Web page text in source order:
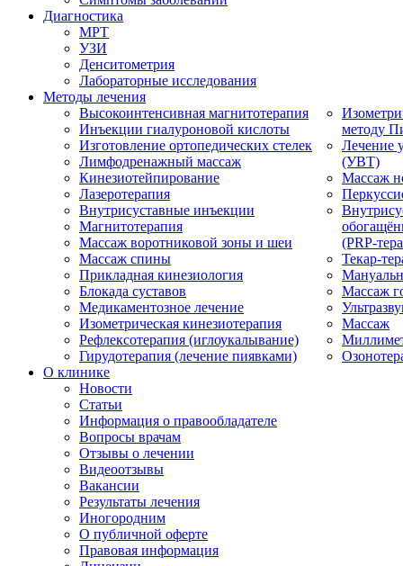
Диагностика
МРТ
УЗИ
Денситометрия
Лабораторные исследования
Методы лечения
Высокоинтенсивная магнитотерапия
Инъекции гиалуроновой кислоты
Изготовление ортопедических стелек
Лимфодренажный массаж
Кинезиотейпирование
Лазеротерапия
Внутрисуставные инъекции
Магнитотерапия
Массаж воротниковой зоны и шеи
Массаж спины
Прикладная кинезиология
Блокада суставов
Медикаментозное лечение
Изометрическая кинезиотерапия
Рефлексотерапия (иглоукалывание)
Гирудотерапия (лечение пиявками)
методу
Лечение
(УВТ)
Массаж
(PRP-
Текар-
Массаж
Массаж
О клинике
Новости
Статьи
Информация о правообладателе
Вопросы врачам
Отзывы о лечении
Видеоотзывы
Вакансии
Результаты лечения
Иногородним
О публичной оферте
Правовая информация